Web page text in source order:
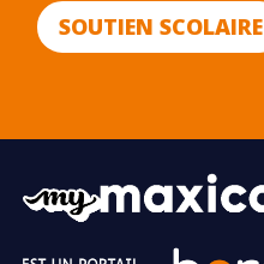
SOUTIEN SCOLAIRE